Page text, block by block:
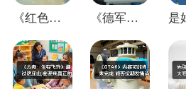
《红色沙漠》于CES2026现场官宣将登 《德军总部》开发商正打造“彩虹六号”风格